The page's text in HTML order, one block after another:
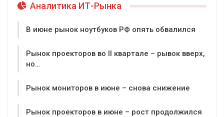
Аналитика ИТ-Рынка
В июне рынок ноутбуков РФ опять обвалился
Рынок проекторов во II квартале – рывок вверх,
но…
Рынок мониторов в июне – снова снижение
Рынок проекторов в июне – рост продолжился